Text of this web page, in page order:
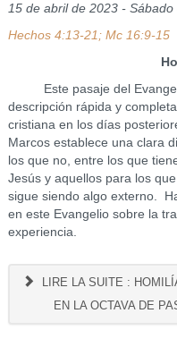
15 de abril de 2023 -
Hechos 4:13-21; Mc 16:9-15
Este pasaje del
descripción rápida y
cristiana en los días
Marcos establece una clara
los que no, entre los que
Jesús y aquellos para los
sigue siendo algo externo.
en este Evangelio sobre la
experiencia.
LIRE LA SUITE :
EN LA OCTAVA DE